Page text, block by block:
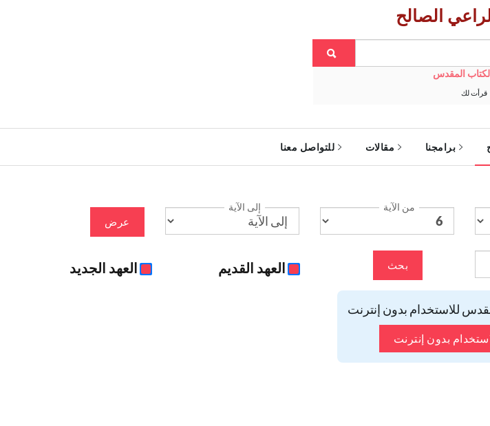
الصالح
المقدس
قرأت لك
برامجنا مقالات للتواصل معنا
من الآية إلى الآية
عرض
بحث العهد القديم العهد الجديد
للاستخدام بدون إنترنت
بدون إنترنت